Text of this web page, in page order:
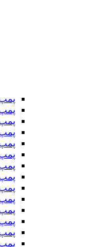
پمپ
پمپ
پمپ